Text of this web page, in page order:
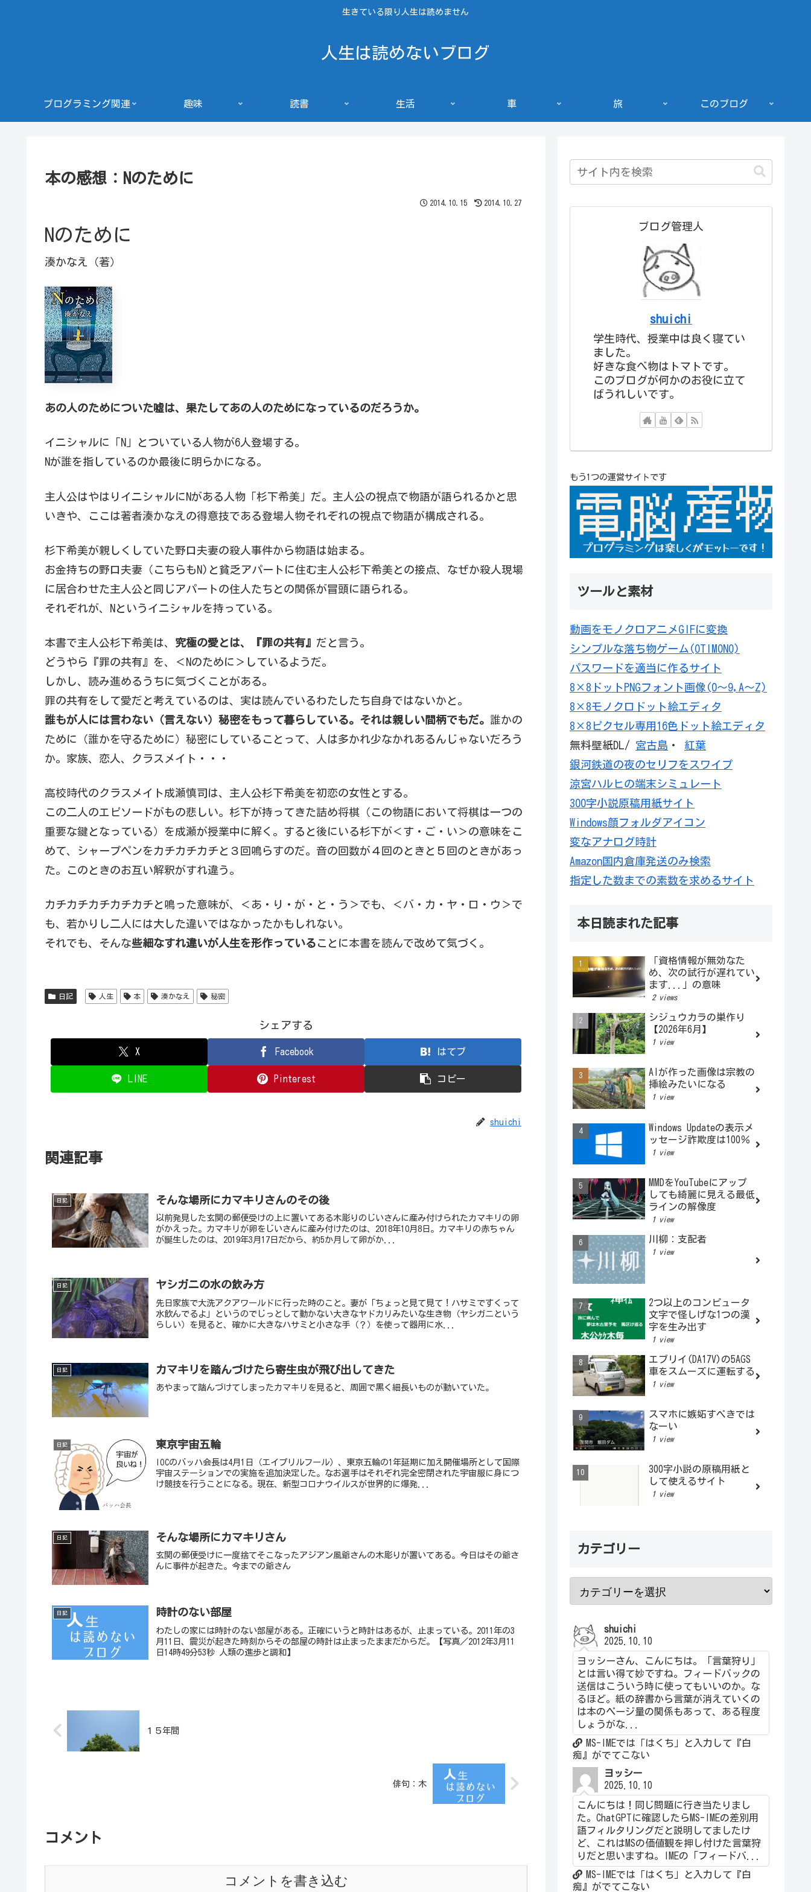
生きている限り人生は読めません
人生は読めないブログ
プログラミング関連 趣味 読書 生活 車 旅 このブログ
本の感想：Nのために
2014.10.15 2014.10.27
Nのために
湊かなえ（著）
あの人のためについた嘘は、果たしてあの人のためになっているのだろうか。
イニシャルに「N」とついている人物が6人登場する。
Nが誰を指しているのか最後に明らかになる。
主人公はやはりイニシャルにNがある人物「杉下希美」だ。主人公の視点で物語が語られるかと思
いきや、ここは著者湊かなえの得意技である登場人物それぞれの視点で物語が構成される。
杉下希美が親しくしていた野口夫妻の殺人事件から物語は始まる。
お金持ちの野口夫妻（こちらもN)と貧乏アパートに住む主人公杉下希美との接点、なぜか殺人現場
に居合わせた主人公と同じアパートの住人たちとの関係が冒頭に語られる。
それぞれが、Nというイニシャルを持っている。
本書で主人公杉下希美は、 究極の愛とは、『罪の共有』 だと言う。
どうやら『罪の共有』を、＜Nのために＞しているようだ。
しかし、読み進めるうちに気づくことがある。
罪の共有をして愛だと考えているのは、実は読んでいるわたしたち自身ではないかと。
誰もが人には言わない（言えない）秘密をもって暮らしている。それは親しい間柄でもだ。 誰かの
ために（誰かを守るために）秘密にしていることって、人は多かれ少なかれあるんじゃないだろう
か。家族、恋人、クラスメイト・・・
高校時代のクラスメイト成瀬慎司は、主人公杉下希美を初恋の女性とする。
この二人のエピソードがもの悲しい。杉下が持ってきた詰め将棋（この物語において将棋は一つの
重要な鍵となっている）を成瀬が授業中に解く。すると後にいる杉下が＜す・ご・い＞の意味をこ
めて、シャープペンをカチカチカチと３回鳴らすのだ。音の回数が４回のときと５回のときがあっ
た。このときのお互い解釈がすれ違う。
カチカチカチカチカチと鳴った意味が、＜あ・り・が・と・う＞でも、＜バ・カ・ヤ・ロ・ウ＞で
も、若かりし二人には大した違いではなかったかもしれない。
それでも、そんな些細なすれ違いが人生を形作っている ことに本書を読んで改めて気づく。
日記 人生 本 湊かなえ 秘密
シェアする
X Facebook はてブ
LINE Pinterest コピー
shuichi
関連記事
日記 そんな場所にカマキリさんのその後
以前発見した玄関の郵便受けの上に置いてある木彫りのじいさんに産み付けられたカマキリの卵
がかえった。カマキリが卵をじいさんに産み付けたのは、2018年10月8日。カマキリの赤ちゃん
が誕生したのは、2019年3月17日だから、約5か月して卵がか...
日記 ヤシガニの水の飲み方
先日家族で大洗アクアワールドに行った時のこと。妻が「ちょっと見て見て！ハサミですくって
水飲んでるよ」というのでじっとして動かない大きなヤドカリみたいな生き物（ヤシガニという
らしい）を見ると、確かに大きなハサミと小さな手（？）を使って器用に水...
日記 カマキリを踏んづけたら寄生虫が飛び出してきた
あやまって踏んづけてしまったカマキリを見ると、周囲で黒く細長いものが動いていた。
日記 東京宇宙五輪
IOCのバッハ会長は4月1日（エイプリルフール）、東京五輪の1年延期に加え開催場所として国際
宇宙ステーションでの実施を追加決定した。なお選手はそれぞれ完全密閉された宇宙服に身につ
け競技を行うことになる。現在、新型コロナウイルスが世界的に爆発...
日記 そんな場所にカマキリさん
玄関の郵便受けに一度捨てそこなったアジアン風爺さんの木彫りが置いてある。今日はその爺さ
んに事件が起きた。今までの爺さん
日記 時計のない部屋
わたしの家には時計のない部屋がある。正確にいうと時計はあるが、止まっている。2011年の3
月11日、震災が起きた時刻からその部屋の時計は止まったままだからだ。【写真／2012年3月11
日14時49分53秒 人類の進歩と調和】
１５年間
俳句：木
コメント
コメントを書き込む
ブログ管理人
shuichi
学生時代、授業中は良く寝てい
ました。
好きな食べ物はトマトです。
このブログが何かのお役に立て
ばうれしいです。
もう1つの運営サイトです
ツールと素材
動画をモノクロアニメGIFに変換
シンプルな落ち物ゲーム(OTIMONO)
パスワードを適当に作るサイト
8×8ドットPNGフォント画像(0～9,A～Z)
8×8モノクロドット絵エディタ
8×8ピクセル専用16色ドット絵エディタ
無料壁紙DL/ 宮古島 ・ 紅葉
銀河鉄道の夜のセリフをスワイプ
涼宮ハルヒの端末シミュレート
300字小説原稿用紙サイト
Windows顔フォルダアイコン
変なアナログ時計
Amazon国内倉庫発送のみ検索
指定した数までの素数を求めるサイト
本日読まれた記事
「資格情報が無効なた
め、次の試行が遅れてい
ます...」の意味
2 views
シジュウカラの巣作り
【2026年6月】
1 view
AIが作った画像は宗教の
挿絵みたいになる
1 view
Windows Updateの表示メ
ッセージ詐欺度は100％
1 view
MMDをYouTubeにアップ
しても綺麗に見える最低
ラインの解像度
1 view
川柳：支配者
1 view
2つ以上のコンピュータ
文字で怪しげな1つの漢
字を生み出す
1 view
エブリイ(DA17V)の5AGS
車をスムーズに運転する
1 view
スマホに嫉妬すべきでは
なーい
1 view
300字小説の原稿用紙と
して使えるサイト
1 view
カテゴリー
shuichi
2025.10.10
ヨッシーさん、こんにちは。「言葉狩り」
とは言い得て妙ですね。フィードバックの
送信はこういう時に使ってもいいのか。な
るほど。紙の辞書から言葉が消えていくの
は本のページ量の関係もあって、ある程度
しょうがな...
MS-IMEでは「はくち」と入力して『白
痴』がでてこない
ヨッシー
2025.10.10
こんにちは！同じ問題に行き当たりまし
た。ChatGPTに確認したらMS-IMEの差別用
語フィルタリングだと説明してましたけ
ど、これはMSの価値観を押し付けた言葉狩
りだと思いますね。IMEの「フィードバ...
MS-IMEでは「はくち」と入力して『白
痴』がでてこない